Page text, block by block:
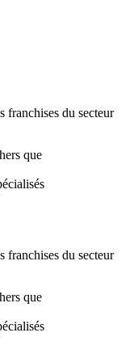
franchises du secteur
que
franchises du secteur
que